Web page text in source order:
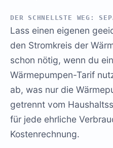
DER SCHNELLSTE WEG:
Lass einen eigenen
den Stromkreis der
schon nötig, wenn du
Wärmepumpen-Tarif
ab, was nur die
getrennt vom
für jede ehrliche
Kostenrechnung.